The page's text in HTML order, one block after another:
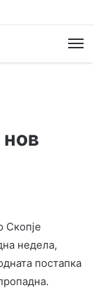
нов
Скопје
недела,
постапка